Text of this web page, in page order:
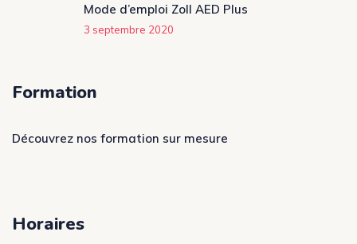
Mode d’emploi Zoll AED Plus
3 septembre 2020
Formation
Découvrez nos formation sur mesure
Horaires